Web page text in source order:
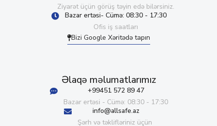
Ziyarət üçün görüş təyin edə bilərsiniz.
Bazar ertəsi- Cümə: 08:30 - 17:30
Ofis iş saatları
Bizi Google Xəritədə tapın
Əlaqə məlumatlarımız
+99451 572 89 47
Bazar ertəsi - Cümə: 08:30 - 17:30
info@allsafe.az
Şərh və təklifləriniz üçün